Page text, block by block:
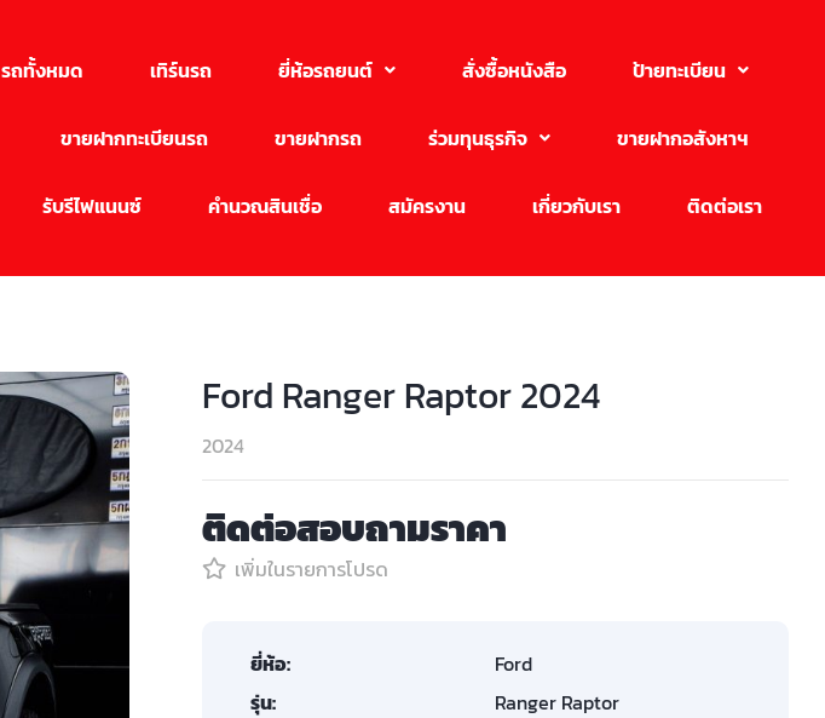
รถทั้งหมด เทิร์นรถ ยี่ห้อรถยนต์ สั่งซื้อหนังสือ ป้ายทะเบียน
ขายฝากทะเบียนรถ ขายฝากรถ ร่วมทุนธุรกิจ ขายฝากอสังหาฯ
รับรีไฟแนนซ์ คำนวณสินเชื่อ สมัครงาน เกี่ยวกับเรา ติดต่อเรา
Ford Ranger Raptor 2024
2024
ติดต่อสอบถามราคา
เพิ่มในรายการโปรด
ยี่ห้อ:
Ford
รุ่น:
Ranger Raptor